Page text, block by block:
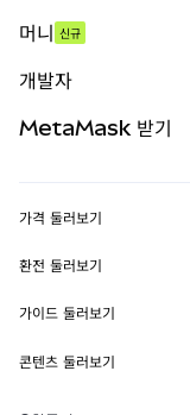
무기한 선물
실물자산
머니 신규
개발자
MetaMask Connect
Snaps
웹3 서비스
MetaMask 받기
보안
고객 지원
채용
가격 둘러보기
이더리움 가격
솔라나 가격
환전 둘러보기
ETH를 USD로 환전
USDT를 INR로 환전
가이드 둘러보기
ETH 매수
콘텐츠 둘러보기